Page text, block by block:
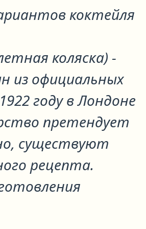
коктейля
коляска) -
из официальных
году в Лондоне
претендует
существуют
рецепта.